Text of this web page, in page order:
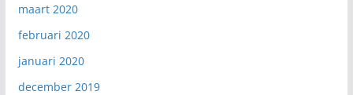
maart 2020
februari 2020
januari 2020
december 2019